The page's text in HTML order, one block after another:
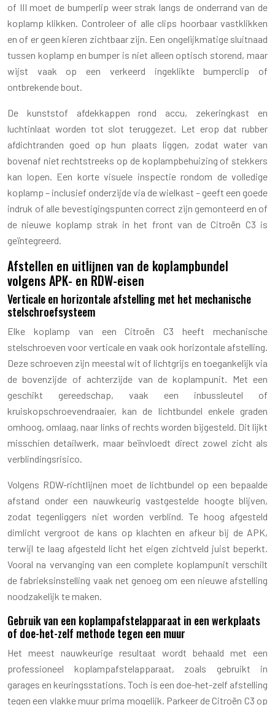
of III moet de bumperlip weer strak langs de onderrand van de
koplamp klikken. Controleer of alle clips hoorbaar vastklikken
en of er geen kieren zichtbaar zijn. Een ongelijkmatige sluitnaad
tussen koplamp en bumper is niet alleen optisch storend, maar
wijst vaak op een verkeerd ingeklikte bumperclip of
ontbrekende bout.
De kunststof afdekkappen rond accu, zekeringkast en
luchtinlaat worden tot slot teruggezet. Let erop dat rubber
afdichtranden goed op hun plaats liggen, zodat water van
bovenaf niet rechtstreeks op de koplampbehuizing of stekkers
kan lopen. Een korte visuele inspectie rondom de volledige
koplamp – inclusief onderzijde via de wielkast – geeft een goede
indruk of alle bevestigingspunten correct zijn gemonteerd en of
de nieuwe koplamp strak in het front van de Citroën C3 is
geïntegreerd.
Afstellen en uitlijnen van de koplampbundel
volgens APK- en RDW-eisen
Verticale en horizontale afstelling met het mechanische
stelschroefsysteem
Elke koplamp van een Citroën C3 heeft mechanische
stelschroeven voor verticale en vaak ook horizontale afstelling.
Deze schroeven zijn meestal wit of lichtgrijs en toegankelijk via
de bovenzijde of achterzijde van de koplampunit. Met een
geschikt gereedschap, vaak een inbussleutel of
kruiskopschroevendraaier, kan de lichtbundel enkele graden
omhoog, omlaag, naar links of rechts worden bijgesteld. Dit lijkt
misschien detailwerk, maar beïnvloedt direct zowel zicht als
verblindingsrisico.
Volgens RDW-richtlijnen moet de lichtbundel op een bepaalde
afstand onder een nauwkeurig vastgestelde hoogte blijven,
zodat tegenliggers niet worden verblind. Te hoog afgesteld
dimlicht vergroot de kans op klachten en afkeur bij de APK,
terwijl te laag afgesteld licht het eigen zichtveld juist beperkt.
Vooral na vervanging van een complete koplampunit verschilt
de fabrieksinstelling vaak net genoeg om een nieuwe afstelling
noodzakelijk te maken.
Gebruik van een koplampafstelapparaat in een werkplaats
of doe-het-zelf methode tegen een muur
Het meest nauwkeurige resultaat wordt behaald met een
professioneel koplampafstelapparaat, zoals gebruikt in
garages en keuringsstations. Toch is een doe-het-zelf afstelling
tegen een vlakke muur prima mogelijk. Parkeer de Citroën C3 op